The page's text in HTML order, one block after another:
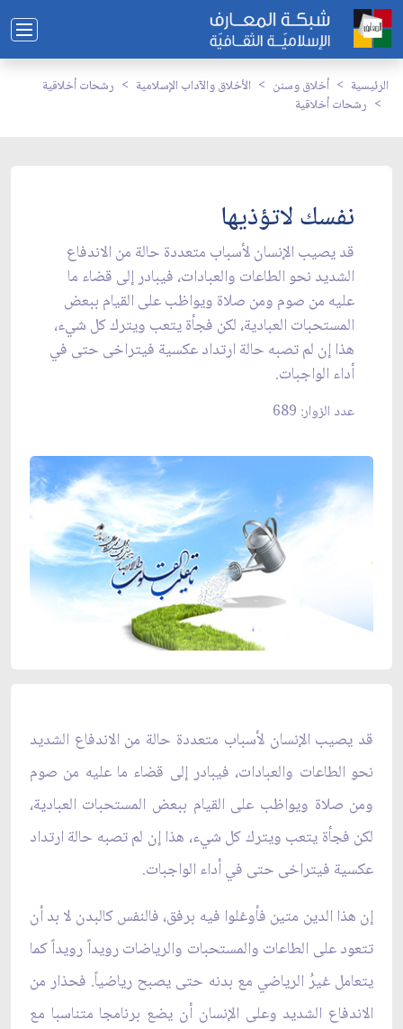
الرئيسية أخلاق وسنن الأخلاق والآداب الإسلامية
رشحات أخلاقية
رشحات أخلاقية
نفسك لاتؤذيها
قد يصيب الإنسان لأسباب متعددة حالة من الاندفاع
الشديد نحو الطاعات والعبادات، فيبادر إلى قضاء ما
عليه من صوم ومن صلاة ويواظب على القيام ببعض
المستحبات العبادية، لكن فجأة يتعب ويترك كل شيء،
هذا إن لم تصبه حالة ارتداد عكسية فيتراخى حتى في
أداء الواجبات.
عدد الزوار: 689
قد يصيب الإنسان لأسباب متعددة حالة من الاندفاع الشديد
نحو الطاعات والعبادات، فيبادر إلى قضاء ما عليه من صوم
ومن صلاة ويواظب على القيام ببعض المستحبات العبادية،
لكن فجأة يتعب ويترك كل شيء، هذا إن لم تصبه حالة ارتداد
عكسية فيتراخى حتى في أداء الواجبات.
إن هذا الدين متين فأوغلوا فيه برفق، فالنفس كالبدن لا بد أن
تتعود على الطاعات والمستحبات والرياضات رويداً رويداً كما
يتعامل غيرُ الرياضي مع بدنه حتى يصبح رياضياً. فحذار من
الاندفاع الشديد وعلى الإنسان أن يضع برنامجا متناسبا مع